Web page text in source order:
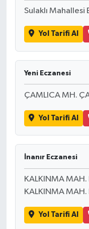
Sulaklı Mahallesi
Yol Tarifi Al
Yeni Eczanesi
ÇAMLICA MH.
Yol Tarifi Al
İnanır Eczanesi
KALKINMA MAH.
KALKINMA MAH.
Yol Tarifi Al